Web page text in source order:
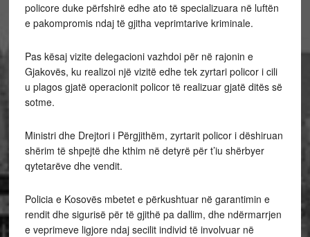
policore duke përfshirë edhe ato të specializuara në luftën
e pakompromis ndaj të gjitha veprimtarive kriminale.
Pas kësaj vizite delegacioni vazhdoi për në rajonin e
Gjakovës, ku realizoi një vizitë edhe tek zyrtari policor i cili
u plagos gjatë operacionit policor të realizuar gjatë ditës së
sotme.
Ministri dhe Drejtori i Përgjithëm, zyrtarit policor i dëshiruan
shërim të shpejtë dhe kthim në detyrë për t’iu shërbyer
qytetarëve dhe vendit.
Policia e Kosovës mbetet e përkushtuar në garantimin e
rendit dhe sigurisë për të gjithë pa dallim, dhe ndërmarrjen
e veprimeve ligjore ndaj secilit individ të involvuar në